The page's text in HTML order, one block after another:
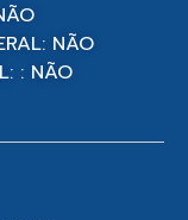
NÃO
: NÃO